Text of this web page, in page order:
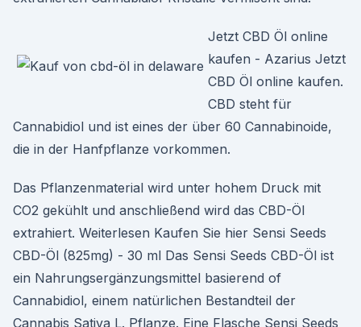
Jetzt CBD Öl online
kaufen - Azarius Jetzt
CBD Öl online kaufen.
CBD steht für
Cannabidiol und ist eines der über 60 Cannabinoide,
die in der Hanfpflanze vorkommen.
Das Pflanzenmaterial wird unter hohem Druck mit
CO2 gekühlt und anschließend wird das CBD-Öl
extrahiert. Weiterlesen Kaufen Sie hier Sensi Seeds
CBD-Öl (825mg) - 30 ml Das Sensi Seeds CBD-Öl ist
ein Nahrungsergänzungsmittel basierend of
Cannabidiol, einem natürlichen Bestandteil der
Cannabis Sativa L. Pflanze. Eine Flasche Sensi Seeds